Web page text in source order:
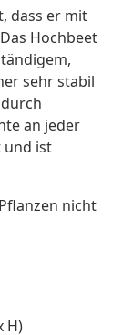
dass er mit
Hochbeet
sehr stabil
an jeder
und ist
nicht
H)